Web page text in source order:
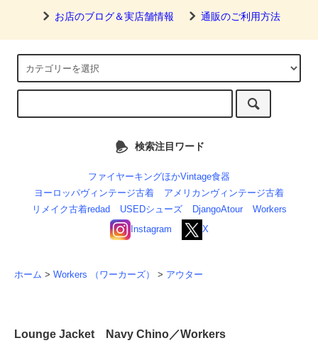
お店のブログ＆実店舗情報 通販のご利用方法
検索注目ワード
ファイヤーキングほかVintage食器
ヨーロッパヴィンテージ古着
アメリカンヴィンテージ古着
リメイク古着redad
USEDシューズ DjangoAtour
Workers
Instagram
X
ホーム > Workers （ワーカーズ） > アウター
Lounge Jacket Navy Chino／Workers